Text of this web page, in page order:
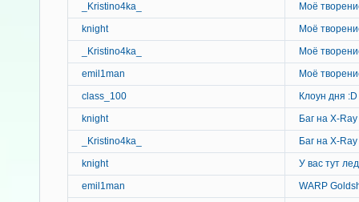
_Kristino4ka_
Моё
knight
Моё
_Kristino4ka_
Моё
emil1man
Моё
class_100
Клоун дня :D
knight
Баг на X-Ray
_Kristino4ka_
Баг на X-Ray
knight
У вас тут
emil1man
WARP